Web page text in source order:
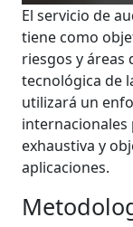
El servicio de
tiene como
riesgos y
tecnológica de
utilizará un
internacionales
exhaustiva y
aplicaciones.